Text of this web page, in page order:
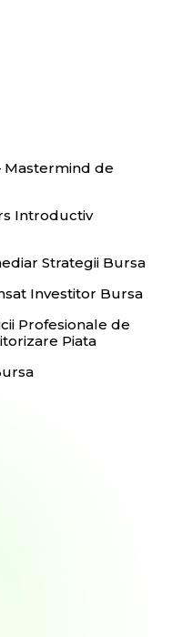
Mastermind de
Introductiv
Strategii Bursa
Investitor Bursa
Profesionale de
Piata